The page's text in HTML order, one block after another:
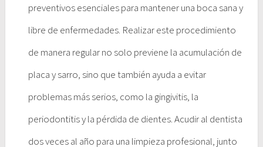
preventivos esenciales para mantener una boca sana y
libre de enfermedades. Realizar este procedimiento
de manera regular no solo previene la acumulación de
placa y sarro, sino que también ayuda a evitar
problemas más serios, como la gingivitis, la
periodontitis y la pérdida de dientes. Acudir al dentista
dos veces al año para una limpieza profesional, junto